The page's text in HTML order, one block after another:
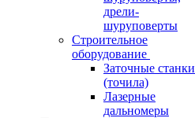
дрели-
шуруповерты
Строительное
оборудование
Заточные станки
(точила)
Лазерные
дальномеры